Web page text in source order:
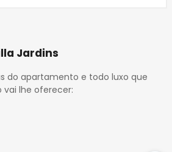
Jardins
do apartamento e todo luxo que
lhe oferecer: